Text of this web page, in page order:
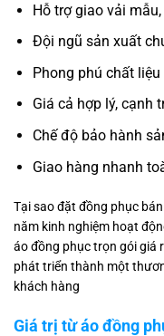
Hỗ trợ giao vải
Đội ngũ sản xuất
Phong phú chất
Giá cả hợp lý, cạnh
Chế độ bảo hành
Giao hàng nhanh
Tại sao đặt đồng phục
năm kinh nghiệm hoạt
áo đồng phục trọn gói giá
phát triển thành một
khách hàng
Giá trị từ áo đồng